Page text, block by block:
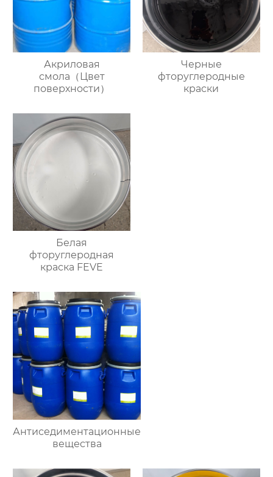
Акриловая
смола（Цвет
поверхности）
Черные
фторуглеродные
краски
Белая
фторуглеродная
краска FEVE
Антиседиментационные
вещества